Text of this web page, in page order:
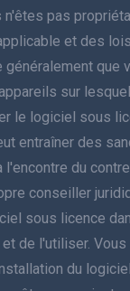
n'êtes pas
et des
généralement que
sur
le logiciel sous
entraîner des
du
conseiller
sous licence
de l'utiliser.
du